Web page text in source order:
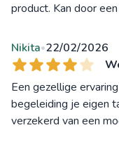
product. Kan door
Nikita•22/02/2026
Een gezellige
begeleiding je eigen
verzekerd van een